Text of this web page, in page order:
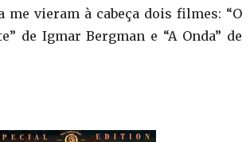
me vieram à cabeça dois filmes: “O
de Igmar Bergman e “A Onda” de